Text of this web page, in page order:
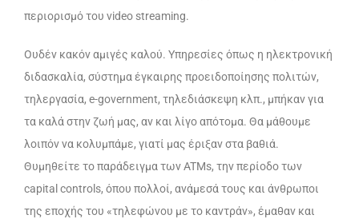
περιορισμό του video streaming.
Ουδέν κακόν αμιγές καλού. Υπηρεσίες όπως η ηλεκτρονική
διδασκαλία, σύστημα έγκαιρης προειδοποίησης πολιτών,
τηλεργασία, e-government, τηλεδιάσκεψη κλπ., μπήκαν για
τα καλά στην ζωή μας, αν και λίγο απότομα. Θα μάθουμε
λοιπόν να κολυμπάμε, γιατί μας έριξαν στα βαθιά.
Θυμηθείτε το παράδειγμα των ATMs, την περίοδο των
capital controls, όπου πολλοί, ανάμεσά τους και άνθρωποι
της εποχής του «τηλεφώνου με το καντράν», έμαθαν και